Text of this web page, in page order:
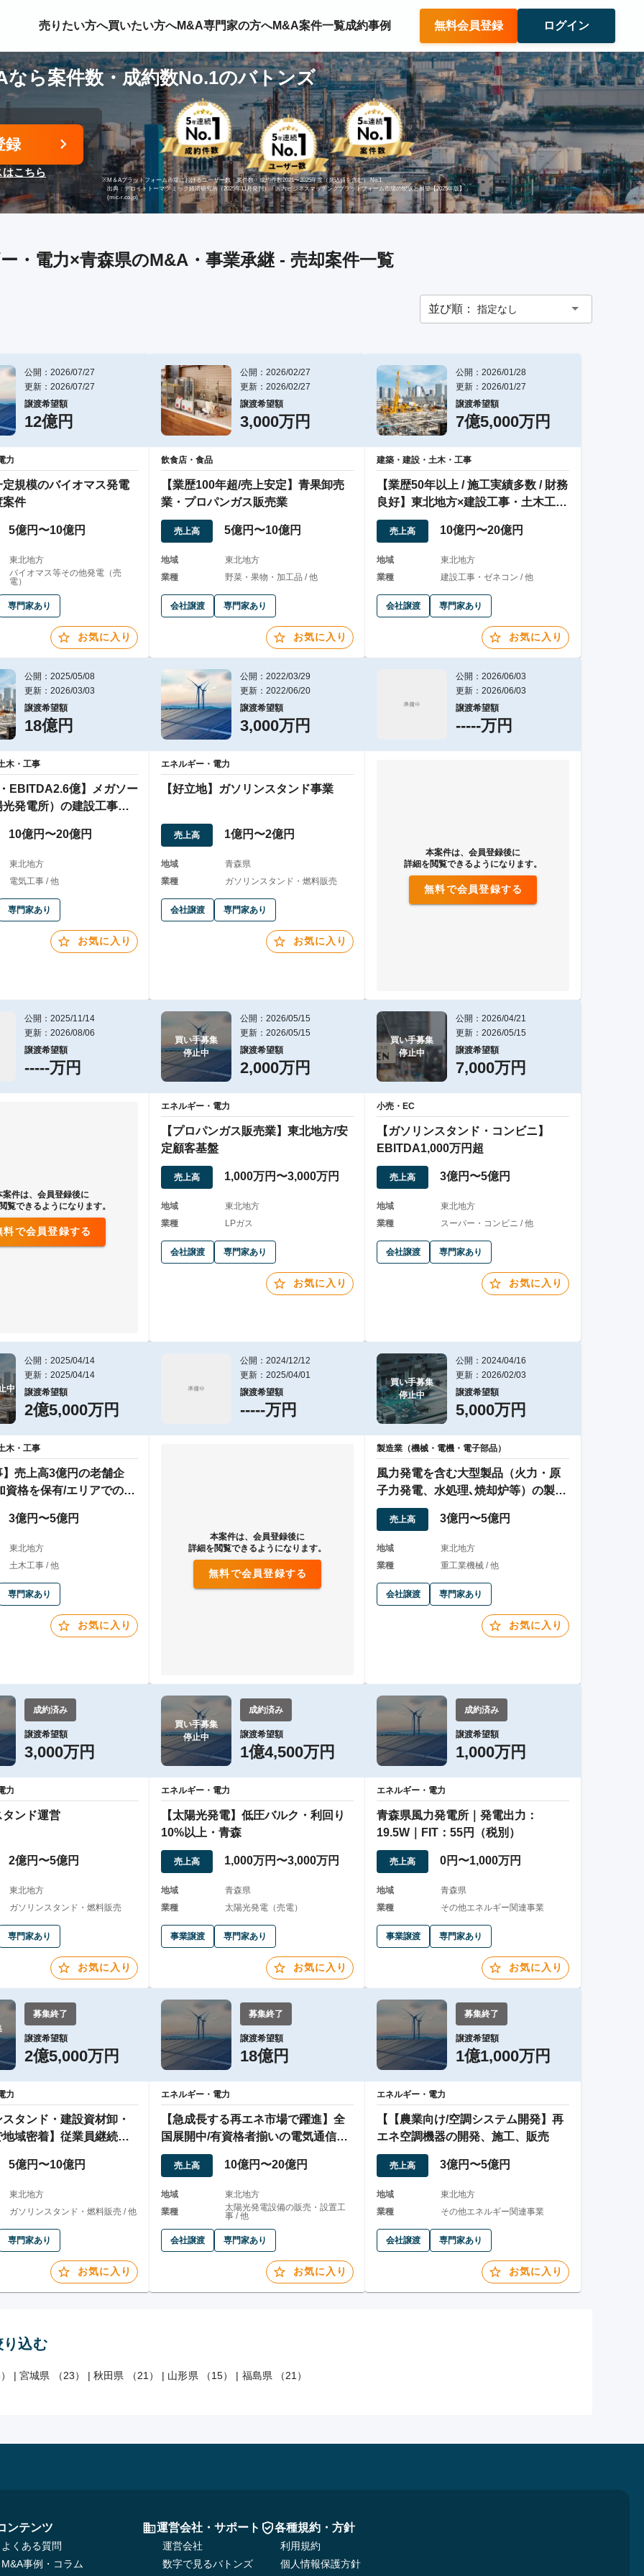
売りたい方へ買いたい方へM&A専門家の方へM&A案件一覧成約事例 無料会員登録 ログイン
ら案件数・成約数No.1のバトンズ
録
こちら
※M＆Aプラットフォーム市場におけるユーザー数・案件数・成約件数2021〜2025年度（見込値を含む） No.1
出典：デロイトトーマツ ミック経済研究所（2025年11月発刊）「国内ビジネスマッチングプラットフォーム市場の現状と展望【2025年版】」
(mic-r.co.jp)
・電力×青森県のM&A・事業承継 - 売却案件一覧
並び順： 指定なし
公開：2026/07/27
更新：2026/07/27
譲渡希望額
12億円
力
規模のバイオマス発電
案件
5億円〜10億円
東北地方
バイオマス等その他発電（売
電）
専門家あり
お気に入り
公開：2026/02/27
更新：2026/02/27
譲渡希望額
3,000万円
飲食店・食品
【業歴100年超/売上安定】青果卸売
業・プロパンガス販売業
売上高 5億円〜10億円
地域
東北地方
業種
野菜・果物・加工品 / 他
会社譲渡 専門家あり
お気に入り
公開：2026/01/28
更新：2026/01/27
譲渡希望額
7億5,000万円
建築・建設・土木・工事
【業歴50年以上 / 施工実績多数 / 財務
良好】東北地方×建設工事・土木工事
業
売上高 10億円〜20億円
地域
東北地方
業種
建設工事・ゼネコン / 他
会社譲渡 専門家あり
お気に入り
公開：2025/05/08
更新：2026/03/03
譲渡希望額
18億円
木・工事
EBITDA2.6億】メガソー
発電所）の建設工事会
10億円〜20億円
東北地方
電気工事 / 他
専門家あり
お気に入り
公開：2022/03/29
更新：2022/06/20
譲渡希望額
3,000万円
エネルギー・電力
【好立地】ガソリンスタンド事業
売上高 1億円〜2億円
地域
青森県
業種
ガソリンスタンド・燃料販売
会社譲渡 専門家あり
お気に入り
公開：2026/06/03
更新：2026/06/03
譲渡希望額
-----万円
本案件は、会員登録後に
詳細を閲覧できるようになります。
無料で会員登録する
公開：2025/11/14
更新：2026/08/06
譲渡希望額
-----万円
案件は、会員登録後に
覧できるようになります。
料で会員登録する
買い手募集
停止中
公開：2026/05/15
更新：2026/05/15
譲渡希望額
2,000万円
エネルギー・電力
【プロパンガス販売業】東北地方/安
定顧客基盤
売上高 1,000万円〜3,000万円
地域
東北地方
業種
LPガス
会社譲渡 専門家あり
お気に入り
買い手募集
停止中
公開：2026/04/21
更新：2026/05/15
譲渡希望額
7,000万円
小売・EC
【ガソリンスタンド・コンビニ】
EBITDA1,000万円超
売上高 3億円〜5億円
地域
東北地方
業種
スーパー・コンビニ / 他
会社譲渡 専門家あり
お気に入り
中
公開：2025/04/14
更新：2025/04/14
譲渡希望額
2億5,000万円
木・工事
売上高3億円の老舗企
資格を保有/エリアでの営
3億円〜5億円
東北地方
土木工事 / 他
専門家あり
お気に入り
公開：2024/12/12
更新：2025/04/01
譲渡希望額
-----万円
本案件は、会員登録後に
詳細を閲覧できるようになります。
無料で会員登録する
買い手募集
停止中
公開：2024/04/16
更新：2026/02/03
譲渡希望額
5,000万円
製造業（機械・電機・電子部品）
風力発電を含む大型製品（火力・原
子力発電、水処理､焼却炉等）の製造
業
売上高 3億円〜5億円
地域
東北地方
業種
重工業機械 / 他
会社譲渡 専門家あり
お気に入り
成約済み
譲渡希望額
3,000万円
力
ンド運営
2億円〜5億円
東北地方
ガソリンスタンド・燃料販売
専門家あり
お気に入り
買い手募集
停止中
成約済み
譲渡希望額
1億4,500万円
エネルギー・電力
【太陽光発電】低圧バルク・利回り
10%以上・青森
売上高 1,000万円〜3,000万円
地域
青森県
業種
太陽光発電（売電）
事業譲渡 専門家あり
お気に入り
成約済み
譲渡希望額
1,000万円
エネルギー・電力
青森県風力発電所｜発電出力：
19.5W｜FIT：55円（税別）
売上高 0円〜1,000万円
地域
青森県
業種
その他エネルギー関連事業
事業譲渡 専門家あり
お気に入り
募集終了
譲渡希望額
2億5,000万円
力
タンド・建設資材卸・
域密着】従業員継続雇
5億円〜10億円
東北地方
ガソリンスタンド・燃料販売 / 他
専門家あり
お気に入り
募集終了
譲渡希望額
18億円
エネルギー・電力
【急成長する再エネ市場で躍進】全
国展開中/有資格者揃いの電気通信工
事企業
売上高 10億円〜20億円
地域
東北地方
業種
太陽光発電設備の販売・設置工
事 / 他
会社譲渡 専門家あり
お気に入り
募集終了
譲渡希望額
1億1,000万円
エネルギー・電力
【【農業向け/空調システム開発】再
エネ空調機器の開発、施工、販売
売上高 3億円〜5億円
地域
東北地方
業種
その他エネルギー関連事業
会社譲渡 専門家あり
お気に入り
り込む
|宮城県 （23） |秋田県 （21） | 山形県 （15） | 福島県 （21）
ンテンツ
よくある質問
M&A事例・コラム
運営会社・サポート
運営会社
数字で見るバトンズ
各種規約・方針
利用規約
個人情報保護方針